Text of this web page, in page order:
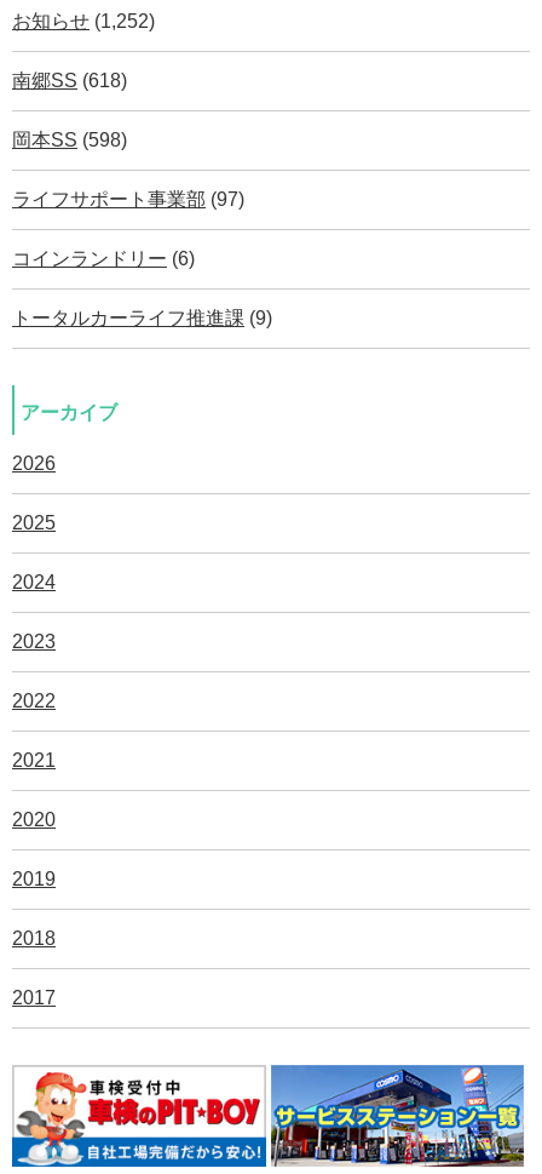
お知らせ (1,252)
南郷SS (618)
岡本SS (598)
ライフサポート事業部 (97)
コインランドリー (6)
トータルカーライフ推進課 (9)
アーカイブ
2026
2025
2024
2023
2022
2021
2020
2019
2018
2017